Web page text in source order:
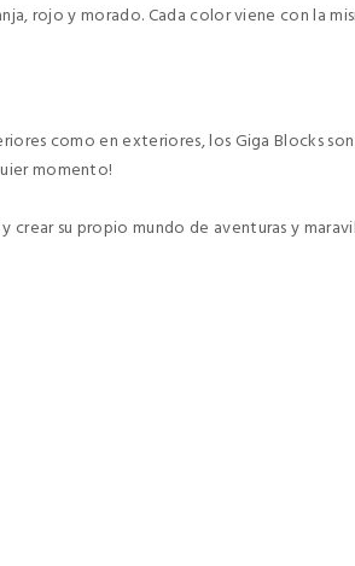
rojo y morado. Cada color viene con la
como en exteriores, los Giga Blocks
momento!
crear su propio mundo de aventuras y